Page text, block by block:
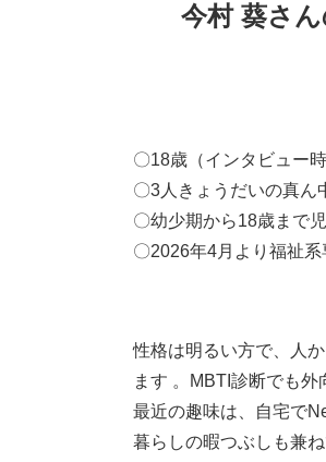
今村 葵さ
〇18歳（インタビュ
〇3人きょうだいの真ん
〇幼少期から18歳まで
〇2026年4月より福祉
性格は明るい方で、人
ます 。MBTI診断でも外
最近の趣味は、自宅で
暮らしの暇つぶしも兼